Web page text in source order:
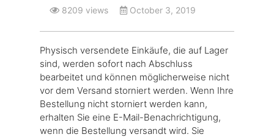
8209 views October 3, 2019
Physisch versendete Einkäufe, die auf Lager
sind, werden sofort nach Abschluss
bearbeitet und können möglicherweise nicht
vor dem Versand storniert werden. Wenn Ihre
Bestellung nicht storniert werden kann,
erhalten Sie eine E-Mail-Benachrichtigung,
wenn die Bestellung versandt wird. Sie